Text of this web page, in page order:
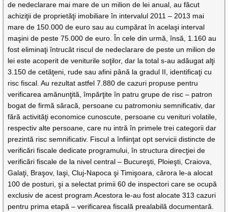
de nedeclarare mai mare de un milion de lei anual, au făcut
achiziţii de proprietăţi imobiliare în intervalul 2011 – 2013 mai
mare de 150.000 de euro sau au cumpărat în acelaşi interval
maşini de peste 75.000 de euro. În cele din urmă, însă, 1.160 au
fost eliminaţi întrucât riscul de nedeclarare de peste un milion de
lei este acoperit de veniturile soţilor, dar la total s-au adăugat alţi
3.150 de cetăţeni, rude sau afini până la gradul II, identificaţi cu
risc fiscal. Au rezultat astfel 7.880 de cazuri propuse pentru
verificarea amănunţită, împărţite în patru grupe de risc – patron
bogat de firmă săracă, persoane cu patromoniu semnificativ, dar
fără activităţi economice cunoscute, persoane cu venituri volatile,
respectiv alte persoane, care nu intră în primele trei categorii dar
prezintă risc semnificativ. Fiscul a înfiinţat opt servicii distincte de
verificări fiscale dedicate programului, în structura direcţiei de
verificări fiscale de la nivel central – Bucureşti, Ploieşti, Craiova,
Galaţi, Braşov, Iaşi, Cluj-Napoca şi Timişoara, cărora le-a alocat
100 de posturi, şi a selectat primii 60 de inspectori care se ocupă
exclusiv de acest program.Acestora le-au fost alocate 313 cazuri
pentru prima etapă – verificarea fiscală prealabilă documentară.